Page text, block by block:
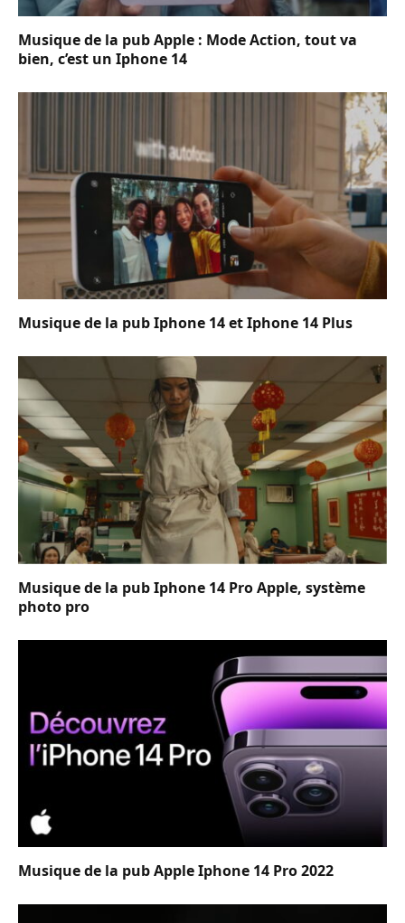
Musique de la pub Apple : Mode Action, tout va
bien, c’est un Iphone 14
Musique de la pub Iphone 14 et Iphone 14 Plus
Musique de la pub Iphone 14 Pro Apple, système
photo pro
Musique de la pub Apple Iphone 14 Pro 2022